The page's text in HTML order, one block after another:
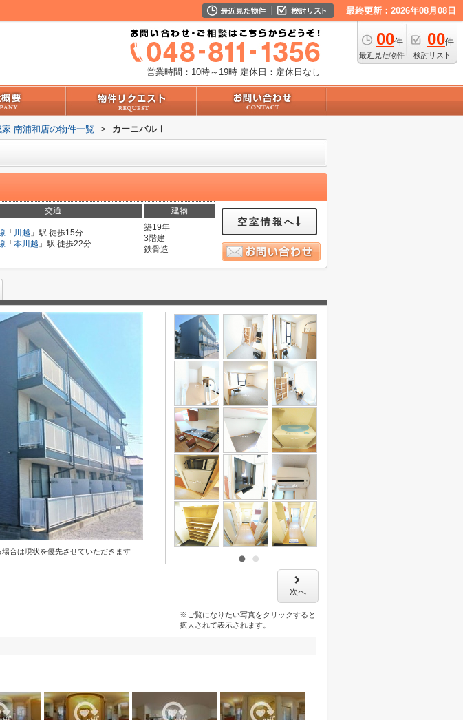
最終更新：2026年08月08日
00件
最近見た物件
00件
検討リスト
営業時間：10時～19時 定休日：定休日なし
南浦和店の物件一覧 > カーニバルⅠ
交通 建物
「 川越 」駅 徒歩15分
「 本川越 」駅 徒歩22分
築19年
3階建
鉄骨造
空室情報へ
合は現状を優先させていただきます
次へ
※ご覧になりたい写真をクリックすると
拡大されて表示されます。